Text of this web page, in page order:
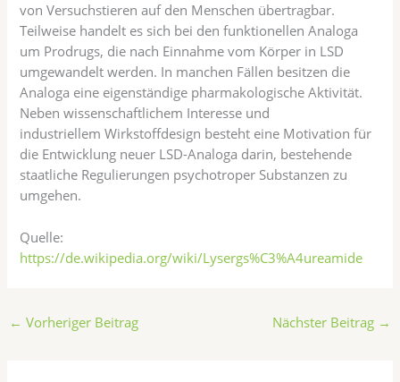
von Versuchstieren auf den Menschen übertragbar.
Teilweise handelt es sich bei den funktionellen Analoga
um Prodrugs, die nach Einnahme vom Körper in LSD
umgewandelt werden. In manchen Fällen besitzen die
Analoga eine eigenständige pharmakologische Aktivität.
Neben wissenschaftlichem Interesse und
industriellem Wirkstoffdesign besteht eine Motivation für
die Entwicklung neuer LSD-Analoga darin, bestehende
staatliche Regulierungen psychotroper Substanzen zu
umgehen.
Quelle:
https://de.wikipedia.org/wiki/Lysergs%C3%A4ureamide
← Vorheriger Beitrag Nächster Beitrag →